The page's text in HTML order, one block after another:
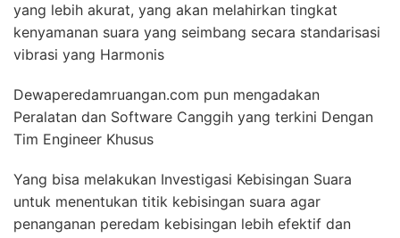
yang lebih akurat, yang akan melahirkan tingkat
kenyamanan suara yang seimbang secara standarisasi
vibrasi yang Harmonis
Dewaperedamruangan.com pun mengadakan
Peralatan dan Software Canggih yang terkini Dengan
Tim Engineer Khusus
Yang bisa melakukan Investigasi Kebisingan Suara
untuk menentukan titik kebisingan suara agar
penanganan peredam kebisingan lebih efektif dan